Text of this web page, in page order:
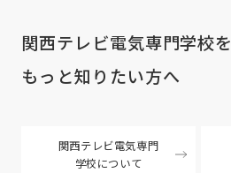
関西テレビ電気専門学校を
もっと知りたい方へ
関西テレビ電気専門
学校について